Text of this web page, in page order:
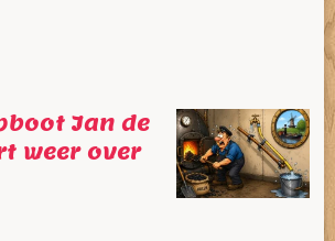
Jan de
weer over